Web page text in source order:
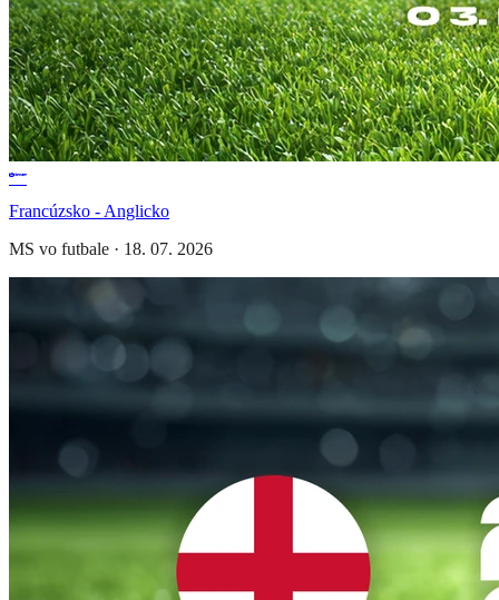
Francúzsko - Anglicko
MS vo futbale · 18. 07. 2026